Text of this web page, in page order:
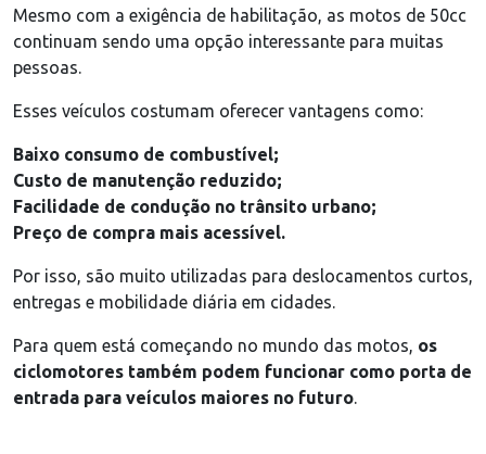
Mesmo com a exigência de habilitação, as motos de 50cc
continuam sendo uma opção interessante para muitas
pessoas.
Esses veículos costumam oferecer vantagens como:
Baixo consumo de combustível;
Custo de manutenção reduzido;
Facilidade de condução no trânsito urbano;
Preço de compra mais acessível.
Por isso, são muito utilizadas para deslocamentos curtos,
entregas e mobilidade diária em cidades.
Para quem está começando no mundo das motos, os
ciclomotores também podem funcionar como porta de
entrada para veículos maiores no futuro.